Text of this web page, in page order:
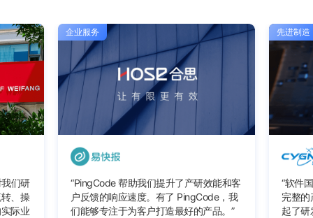
们研
、操
际业
企业服务
“PingCode 帮助我们提升了产研效能和客
户反馈的响应速度。有了 PingCode，我
们能够专注于为客户打造最好的产品。 ”
先进制造
“软件
完整
起了研